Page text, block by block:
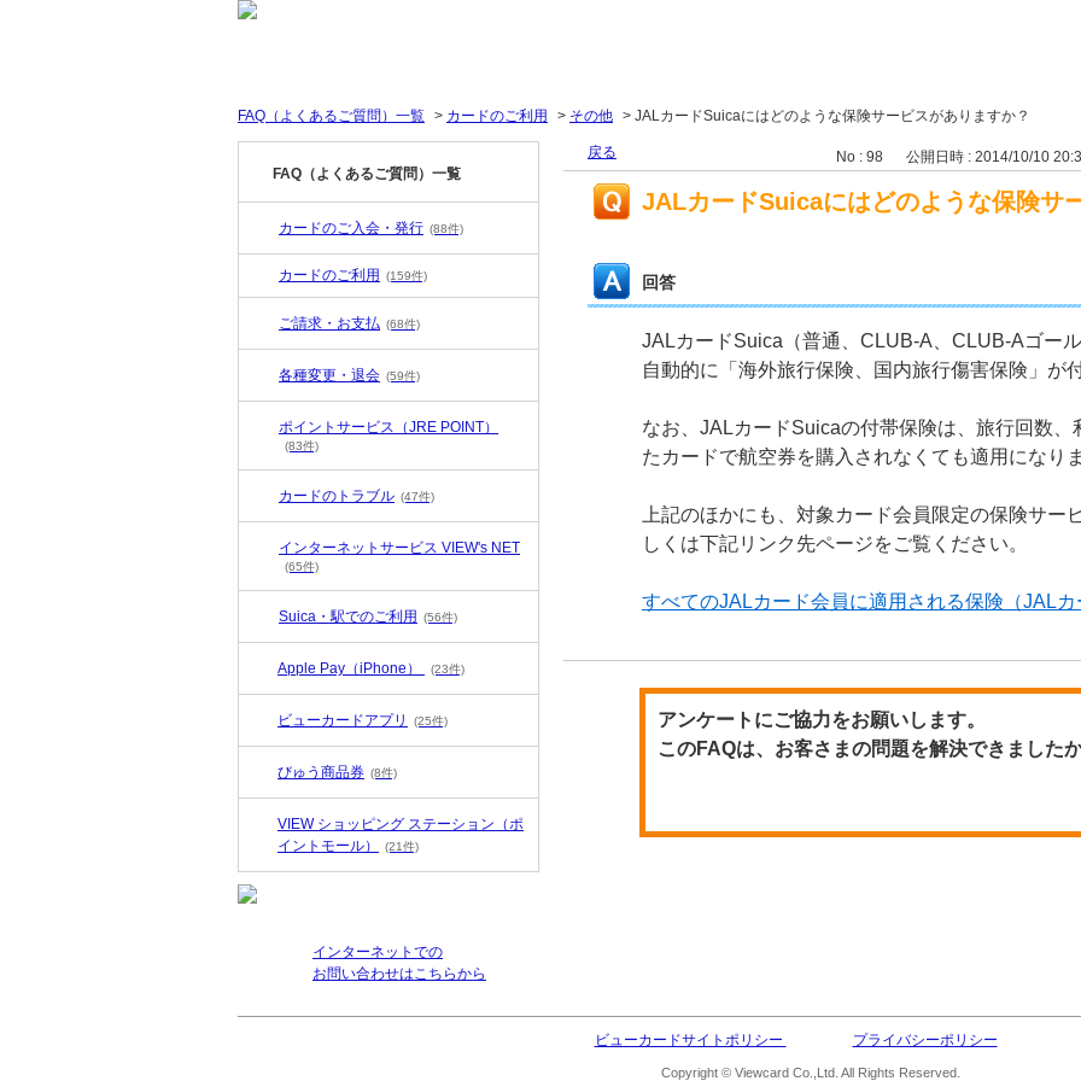
FAQ（よくあるご質問）一覧 > カードのご利用 > その他 > JALカードSuicaにはどのような保険サービスがありますか？
FAQ（よくあるご質問）一覧
カードのご入会・発行 (88件)
カードのご利用 (159件)
ご請求・お支払 (68件)
各種変更・退会 (59件)
ポイントサービス（JRE POINT）
(83件)
カードのトラブル (47件)
インターネットサービス VIEW's NET
(65件)
Suica・駅でのご利用 (56件)
Apple Pay（iPhone） (23件)
ビューカードアプリ (25件)
びゅう商品券 (8件)
VIEW ショッピング ステーション（ポ
イントモール）
(21件)
インターネットでの
お問い合わせはこちらから
戻る No : 98 公開日時 : 2014/10/10
JALカードSuicaにはどのような保険サ
回答
JALカードSuica（普通、CLUB-A、CLUB-Aゴー
自動的に「海外旅行保険、国内旅行傷害保険」が
なお、JALカードSuicaの付帯保険は、旅行回数、
たカードで航空券を購入されなくても適用になりま
上記のほかにも、対象カード会員限定の保険サー
しくは下記リンク先ページをご覧ください。
すべてのJALカード会員に適用される保険（JALカ
アンケートにご協力をお願いします。
このFAQは、お客さまの問題を解決できました
ビューカードサイトポリシー プライバシーポリシー
Copyright © Viewcard Co.,Ltd. All Rights Reserved.